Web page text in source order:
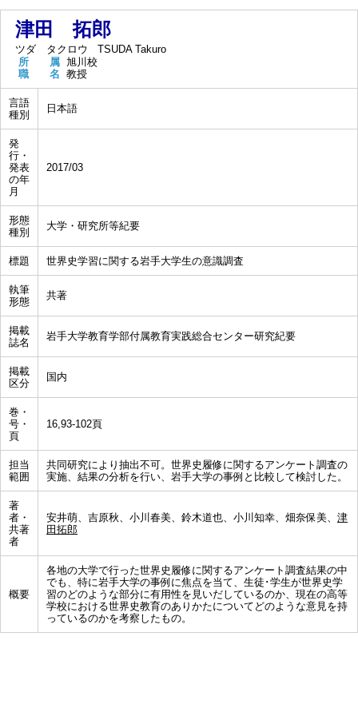
津田 拓郎
ツダ タクロウ
TSUDA Takuro
所 属 旭川校
職 名 教授
言語
種別
日本語
発
行・
発表
の年
月
2017/03
形態
種別
大学・研究所等紀要
標題 世界史学習に関する岩手大学生の意識調査
執筆
形態
共著
掲載
誌名
岩手大学教育学部付属教育実践総合センター研究紀要
掲載
区分
国内
巻・
号・
頁
16,93-102頁
担当
範囲
共同研究により抽出不可。世界史履修に関するアンケート調査の
実施、結果の分析を行い、岩手大学の事例と比較して検討した。
著
者・
共著
者
安井萌、吉原秋、小川春美、鈴木道也、小川知幸、畑奈保美、 津
田拓郎
概要
各地の大学で行った世界史履修に関するアンケート調査結果の中
でも、特に岩手大学の事例に焦点を当て、生徒･学生が世界史学
習のどのような部分に有用性を見いだしているのか、現在の高等
学校における世界史教育のありかたについてどのような意見を持
っているのかを考察したもの。